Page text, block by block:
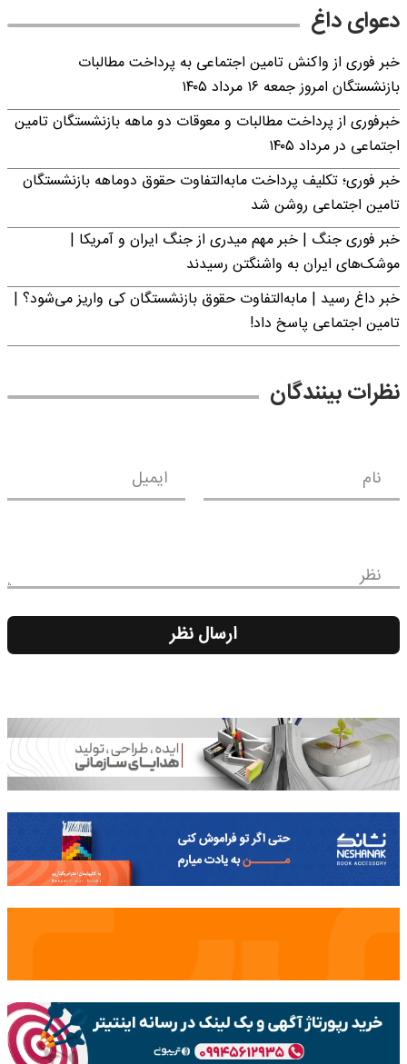
دعوای داغ
خبر فوری از واکنش تامین اجتماعی به پرداخت مطالبات
بازنشستگان امروز جمعه ۱۶ مرداد ۱۴۰۵
خبرفوری از پرداخت مطالبات و معوقات دو ماهه بازنشستگان تامین
اجتماعی در مرداد ۱۴۰۵
خبر فوری؛ تکلیف پرداخت مابه‌التفاوت حقوق دوماهه بازنشستگان
تامین اجتماعی روشن شد
خبر فوری جنگ | خبر مهم میدری از جنگ ایران و آمریکا |
موشک‌های ایران به واشنگتن رسیدند
خبر داغ رسید | مابه‌التفاوت حقوق بازنشستگان کی واریز می‌شود؟ |
تامین اجتماعی پاسخ داد!
نظرات بینندگان
نام ایمیل
نظر
ارسال نظر